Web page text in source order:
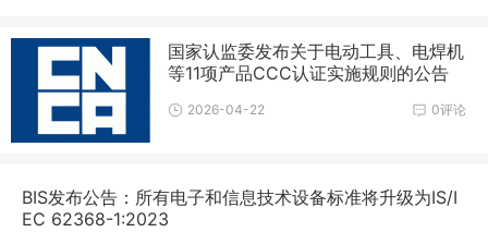
国家认监委发布关于电动工具、电焊机
等11项产品CCC认证实施规则的公告
0评论
2026-04-22
BIS发布公告：所有电子和信息技术设备标准将升级为IS/I
EC 62368-1:2023